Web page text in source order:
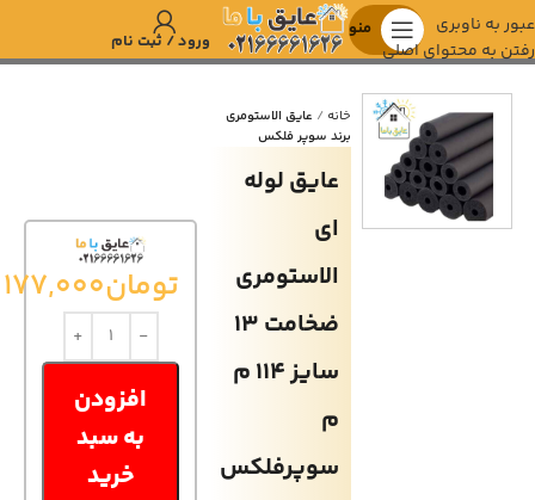
عبور به ناوبری
رفتن به محتوای اصلی
منو
ورود / ثبت نام
تومان177,000
افزودن
به سبد
خرید
خانه
عایق الاستومری
برند سوپر فلکس
عايق لوله
اي
الاستومري
ضخامت 13
سايز 114 م
م
سوپرفلكس